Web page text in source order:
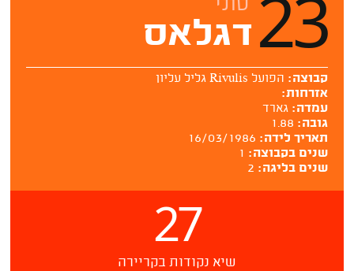
23 טוני
דגלאס
קבוצה: הפועל Rivulis גליל עליון
אזרחות:
עמדה:גארד
גובה: 1.88
תאריך לידה: 16/03/1986
שנים בקבוצה: 1
שנים בליגה: 2
27
שיא נקודות בקריירה